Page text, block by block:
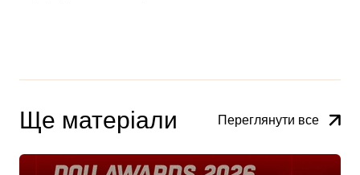
Ще матеріали Переглянути все